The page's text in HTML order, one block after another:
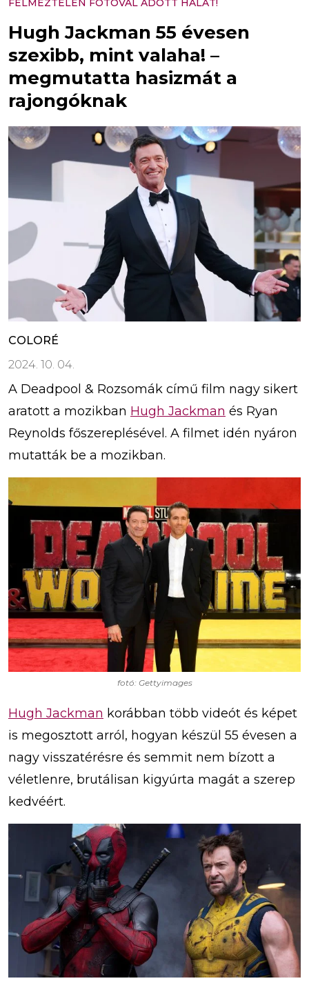
FÉLMEZTELEN FOTÓVAL ADOTT HÁLÁT!
Hugh Jackman 55 évesen
szexibb, mint valaha! –
megmutatta hasizmát a
rajongóknak
COLORÉ
2024. 10. 04.
A Deadpool & Rozsomák című film nagy sikert
aratott a mozikban Hugh Jackman és Ryan
Reynolds főszereplésével. A filmet idén nyáron
mutatták be a mozikban.
fotó: Gettyimages
Hugh Jackman korábban több videót és képet
is megosztott arról, hogyan készül 55 évesen a
nagy visszatérésre és semmit nem bízott a
véletlenre, brutálisan kigyúrta magát a szerep
kedvéért.